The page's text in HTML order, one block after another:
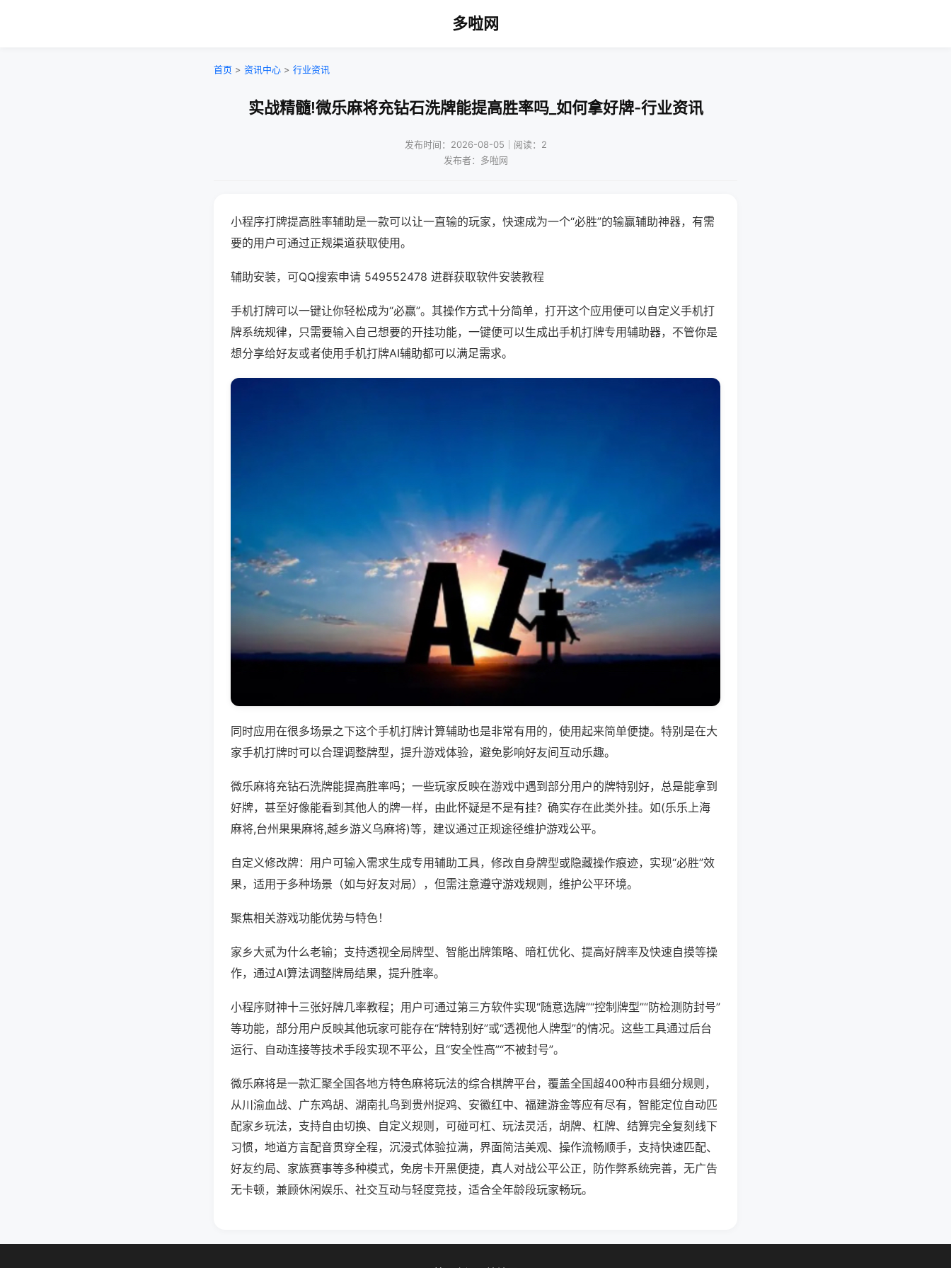
多啦网
首页 > 资讯中心 > 行业资讯
实战精髓!微乐麻将充钻石洗牌能提高胜率吗_如何拿好牌-行业资讯
发布时间：2026-08-05｜阅读：2
发布者：多啦网
小程序打牌提高胜率辅助是一款可以让一直输的玩家，快速成为一个“必胜”的输赢辅助神器，有需
要的用户可通过正规渠道获取使用。
辅助安装，可QQ搜索申请 549552478 进群获取软件安装教程
手机打牌可以一键让你轻松成为“必赢”。其操作方式十分简单，打开这个应用便可以自定义手机打
牌系统规律，只需要输入自己想要的开挂功能，一键便可以生成出手机打牌专用辅助器，不管你是
想分享给好友或者使用手机打牌AI辅助都可以满足需求。
同时应用在很多场景之下这个手机打牌计算辅助也是非常有用的，使用起来简单便捷。特别是在大
家手机打牌时可以合理调整牌型，提升游戏体验，避免影响好友间互动乐趣。
微乐麻将充钻石洗牌能提高胜率吗；一些玩家反映在游戏中遇到部分用户的牌特别好，总是能拿到
好牌，甚至好像能看到其他人的牌一样，由此怀疑是不是有挂？确实存在此类外挂。如(乐乐上海
麻将,台州果果麻将,越乡游义乌麻将)等，建议通过正规途径维护游戏公平。
自定义修改牌：用户可输入需求生成专用辅助工具，修改自身牌型或隐藏操作痕迹，实现“必胜”效
果，适用于多种场景（如与好友对局），但需注意遵守游戏规则，维护公平环境。
聚焦相关游戏功能优势与特色！
家乡大贰为什么老输；支持透视全局牌型、智能出牌策略、暗杠优化、提高好牌率及快速自摸等操
作，通过AI算法调整牌局结果，提升胜率。
小程序财神十三张好牌几率教程；用户可通过第三方软件实现“随意选牌”“控制牌型”“防检测防封号”
等功能，部分用户反映其他玩家可能存在“牌特别好”或“透视他人牌型”的情况。这些工具通过后台
运行、自动连接等技术手段实现不平公，且“安全性高”“不被封号”。
微乐麻将是一款汇聚全国各地方特色麻将玩法的综合棋牌平台，覆盖全国超400种市县细分规则，
从川渝血战、广东鸡胡、湖南扎鸟到贵州捉鸡、安徽红中、福建游金等应有尽有，智能定位自动匹
配家乡玩法，支持自由切换、自定义规则，可碰可杠、玩法灵活，胡牌、杠牌、结算完全复刻线下
习惯，地道方言配音贯穿全程，沉浸式体验拉满，界面简洁美观、操作流畅顺手，支持快速匹配、
好友约局、家族赛事等多种模式，免房卡开黑便捷，真人对战公平公正，防作弊系统完善，无广告
无卡顿，兼顾休闲娱乐、社交互动与轻度竞技，适合全年龄段玩家畅玩。